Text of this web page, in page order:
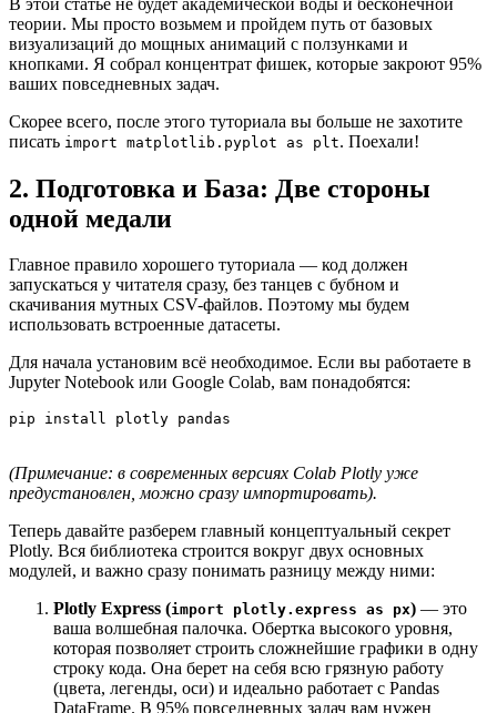
теории. Мы просто возьмем и пройдем путь от базовых
визуализаций до мощных анимаций с ползунками и
кнопками. Я собрал концентрат фишек, которые закроют 95%
ваших повседневных задач.
Скорее всего, после этого туториала вы больше не захотите
писать import matplotlib.pyplot as plt. Поехали!
2. Подготовка и База: Две стороны
одной медали
Главное правило хорошего туториала — код должен
запускаться у читателя сразу, без танцев с бубном и
скачивания мутных CSV-файлов. Поэтому мы будем
использовать встроенные датасеты.
Для начала установим всё необходимое. Если вы работаете в
Jupyter Notebook или Google Colab, вам понадобятся:
(Примечание: в современных версиях Colab Plotly уже
предустановлен, можно сразу импортировать).
Теперь давайте разберем главный концептуальный секрет
Plotly. Вся библиотека строится вокруг двух основных
модулей, и важно сразу понимать разницу между ними:
Plotly Express (import plotly.express as px) — это
ваша волшебная палочка. Обертка высокого уровня,
которая позволяет строить сложнейшие графики в одну
строку кода. Она берет на себя всю грязную работу
(цвета, легенды, оси) и идеально работает с Pandas
DataFrame. В 95% повседневных задач вам нужен